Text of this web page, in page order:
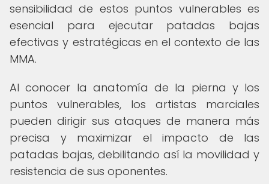
sensibilidad de estos puntos vulnerables es
esencial para ejecutar patadas bajas
efectivas y estratégicas en el contexto de las
MMA.
Al conocer la anatomía de la pierna y los
puntos vulnerables, los artistas marciales
pueden dirigir sus ataques de manera más
precisa y maximizar el impacto de las
patadas bajas, debilitando así la movilidad y
resistencia de sus oponentes.